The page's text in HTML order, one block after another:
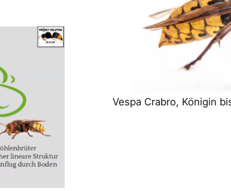
Vespa Crabro, Königin